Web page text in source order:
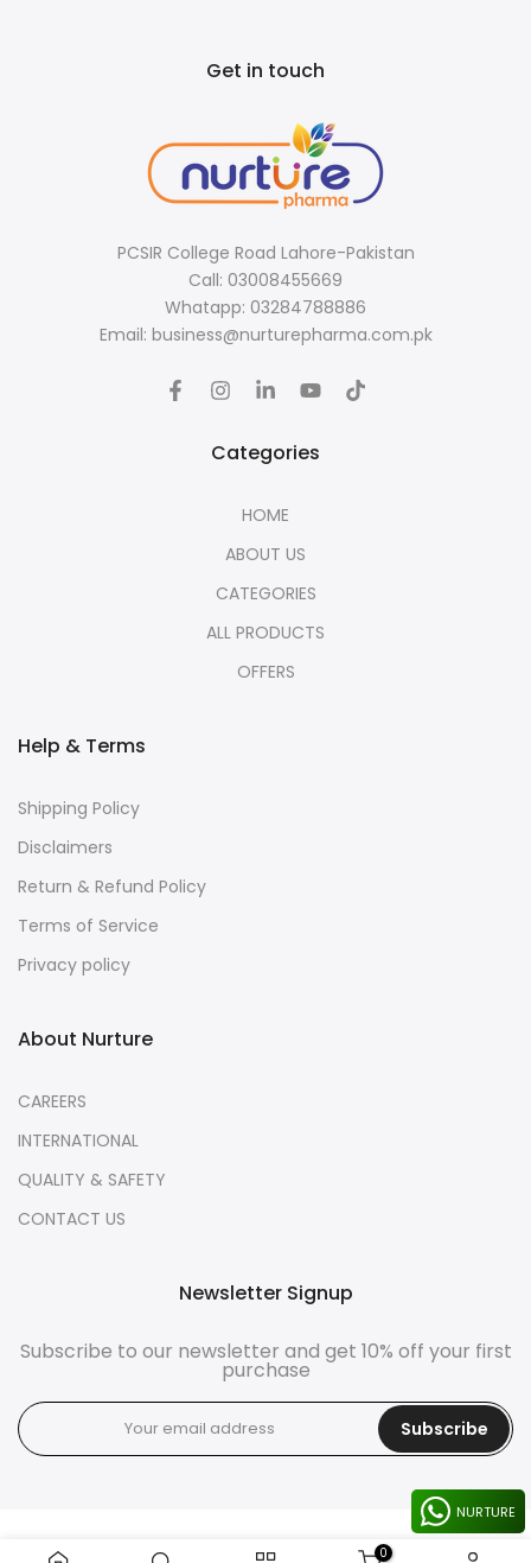
Get in touch
PCSIR College Road Lahore-Pakistan
Call: 03008455669
Whatapp: 03284788886
Email: business@nurturepharma.com.pk
Categories
HOME
ABOUT US
CATEGORIES
ALL PRODUCTS
OFFERS
Help & Terms
Shipping Policy
Disclaimers
Return & Refund Policy
Terms of Service
Privacy policy
About Nurture
CAREERS
INTERNATIONAL
QUALITY & SAFETY
CONTACT US
Newsletter Signup
Subscribe to our newsletter and get 10% off your first
purchase
Subscribe
0
NURTURE